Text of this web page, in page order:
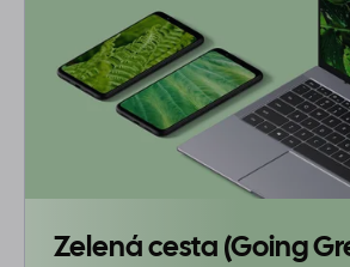
Zelená cesta (Going